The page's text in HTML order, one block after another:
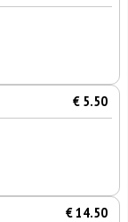
€ 5.50
€ 14.50